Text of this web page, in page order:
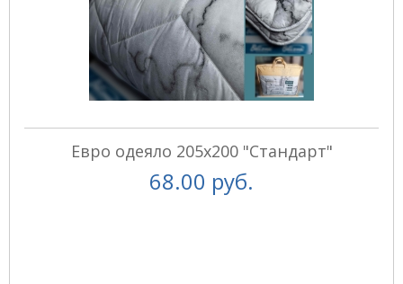
Евро одеяло 205х200 "Стандарт"
68.00 руб.